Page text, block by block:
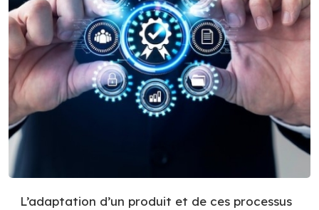
L’adaptation d’un produit et de ces processus